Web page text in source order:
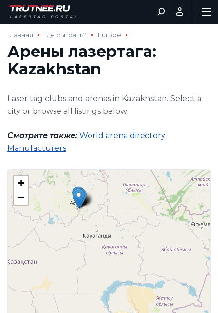
Главная Где сыграть? Europe
Арены лазертага:
Kazakhstan
Laser tag clubs and arenas in Kazakhstan. Select a
city or browse all listings below.
Смотрите также: World arena directory ·
Manufacturers
+
−